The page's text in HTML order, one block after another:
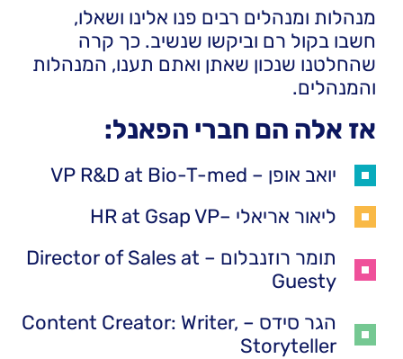
מנהלות ומנהלים רבים פנו אלינו ושאלו,
חשבו בקול רם וביקשו שנשיב. כך קרה
שהחלטנו שנכון שאתן ואתם תענו, המנהלות
והמנהלים.
אז אלה הם חברי הפאנל:
יואב אופן – VP R&D at Bio-T-med
ליאור אריאלי –HR at Gsap VP
תומר רוזנבלום – Director of Sales at
Guesty
הגר סידס – Content Creator: Writer,
Storyteller